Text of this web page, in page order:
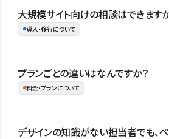
はい。既存サイトの構成やコンテンツ、
Studio上に再構築する形で移行できます。
イト全体のデザインや設定がそのまま移行
め、移行後にページ構成やデザイン、
大規模サイト向けの相談はできます
導入・移行について
はい。アクセス規模が大きいサイトや、複
理、セキュリティ確認、既存システムと
ない段階でも、お問い合わせください。
プランごとの違いはなんですか？
料金・プランについて
公開ページ数、バージョン履歴の期間、
デザインの知識がない担当者でも、